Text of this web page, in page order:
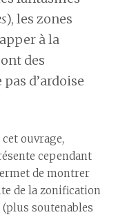
), les zones
à la
des
d’ardoise
ouvrage,
cependant
de montrer
de la zonification
soutenables